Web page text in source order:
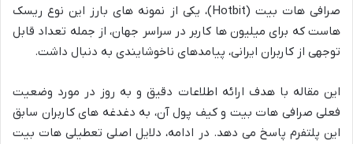
صرافی هات بیت (Hotbit)، یکی از نمونه های بارز این نوع ریسک
هاست که برای میلیون ها کاربر در سراسر جهان، از جمله تعداد قابل
توجهی از کاربران ایرانی، پیامدهای ناخوشایندی به دنبال داشت.
این مقاله با هدف ارائه اطلاعات دقیق و به روز در مورد وضعیت
فعلی صرافی هات بیت و کیف پول آن، به دغدغه های کاربران سابق
این پلتفرم پاسخ می دهد. در ادامه، دلایل اصلی تعطیلی هات بیت